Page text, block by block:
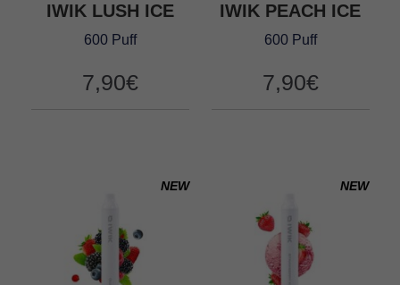
IWIK LUSH ICE
600 Puff
7,90€
IWIK PEACH ICE
600 Puff
7,90€
NEW NEW